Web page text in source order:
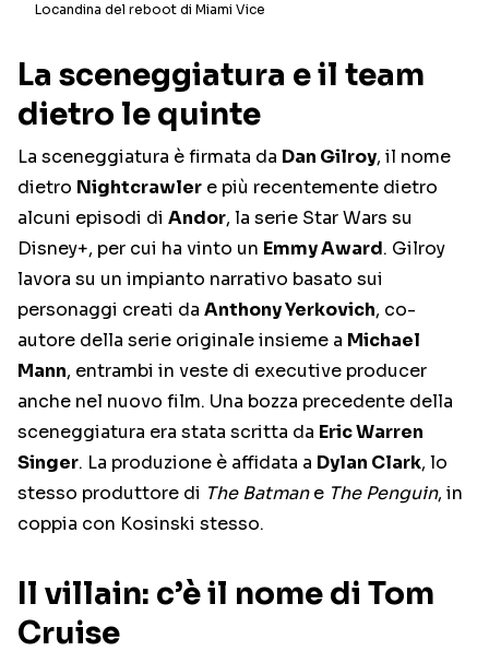
Locandina del reboot di Miami Vice
La sceneggiatura e il team
dietro le quinte
La sceneggiatura è firmata da Dan Gilroy, il nome
dietro Nightcrawler e più recentemente dietro
alcuni episodi di Andor, la serie Star Wars su
Disney+, per cui ha vinto un Emmy Award. Gilroy
lavora su un impianto narrativo basato sui
personaggi creati da Anthony Yerkovich, co-
autore della serie originale insieme a Michael
Mann, entrambi in veste di executive producer
anche nel nuovo film. Una bozza precedente della
sceneggiatura era stata scritta da Eric Warren
Singer. La produzione è affidata a Dylan Clark, lo
stesso produttore di The Batmane The Penguin, in
coppia con Kosinski stesso.
Il villain: c’è il nome di Tom
Cruise